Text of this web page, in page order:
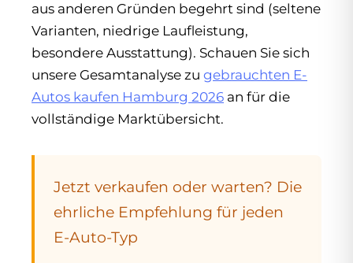
aus anderen Gründen begehrt sind (seltene
Varianten, niedrige Laufleistung,
besondere Ausstattung). Schauen Sie sich
unsere Gesamtanalyse zu gebrauchten E-
Autos kaufen Hamburg 2026 an für die
vollständige Marktübersicht.
Jetzt verkaufen oder warten? Die
ehrliche Empfehlung für jeden
E-Auto-Typ